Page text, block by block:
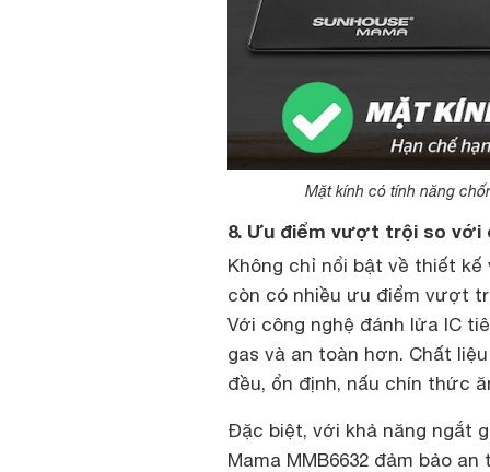
Mặt kính có tính năng
8. Ưu điểm vượt trội so với
Không chỉ nổi bật về thiết kế
còn có nhiều ưu điểm vượt
Với công nghệ đánh lửa IC
gas và an toàn hơn. Chất
đều, ổn định, nấu chín thức
Đặc biệt, với khả năng ngắt
Mama MMB6632 đảm bảo